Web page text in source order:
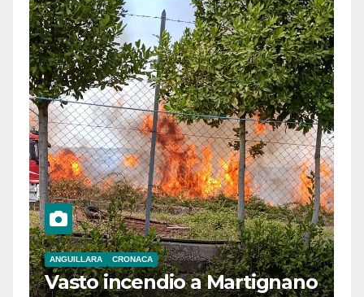
ANGUILLARA CRONACA
Vasto incendio a Martignano